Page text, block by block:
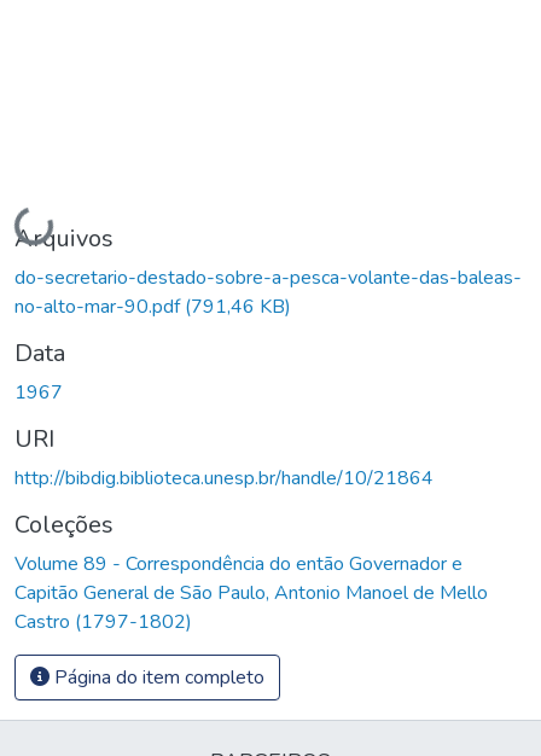
Carregando...
Arquivos
do-secretario-destado-sobre-a-pesca-volante-das-baleas-
no-alto-mar-90.pdf(791,46 KB)
Data
1967
URI
http://bibdig.biblioteca.unesp.br/handle/10/21864
Coleções
Volume 89 - Correspondência do então Governador e
Capitão General de São Paulo, Antonio Manoel de Mello
Castro (1797-1802)
Página do item completo